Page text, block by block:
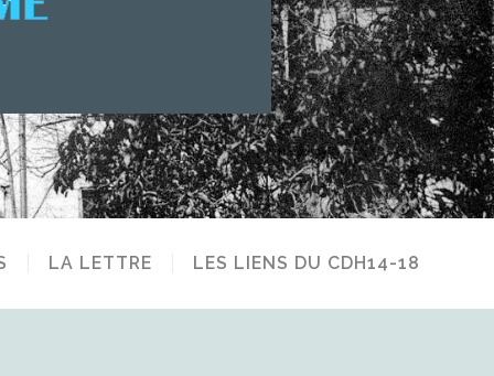
LA LETTRE LES LIENS DU CDH14-18